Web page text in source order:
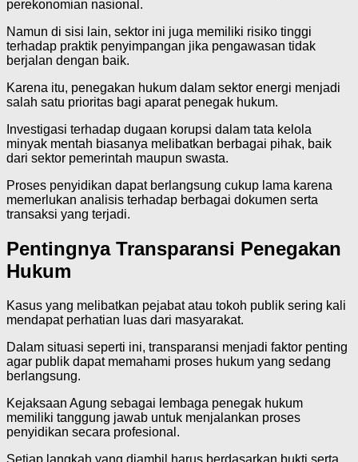
perekonomian nasional.
Namun di sisi lain, sektor ini juga memiliki risiko tinggi
terhadap praktik penyimpangan jika pengawasan tidak
berjalan dengan baik.
Karena itu, penegakan hukum dalam sektor energi menjadi
salah satu prioritas bagi aparat penegak hukum.
Investigasi terhadap dugaan korupsi dalam tata kelola
minyak mentah biasanya melibatkan berbagai pihak, baik
dari sektor pemerintah maupun swasta.
Proses penyidikan dapat berlangsung cukup lama karena
memerlukan analisis terhadap berbagai dokumen serta
transaksi yang terjadi.
Pentingnya Transparansi Penegakan
Hukum
Kasus yang melibatkan pejabat atau tokoh publik sering kali
mendapat perhatian luas dari masyarakat.
Dalam situasi seperti ini, transparansi menjadi faktor penting
agar publik dapat memahami proses hukum yang sedang
berlangsung.
Kejaksaan Agung sebagai lembaga penegak hukum
memiliki tanggung jawab untuk menjalankan proses
penyidikan secara profesional.
Setiap langkah yang diambil harus berdasarkan bukti serta